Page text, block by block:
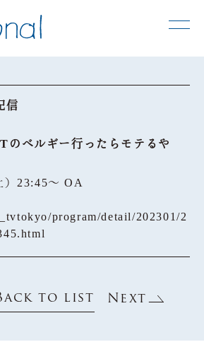
信
のベルギー行ったらモテるや
）23:45～ OA
program/detail/202301/2
to list Next